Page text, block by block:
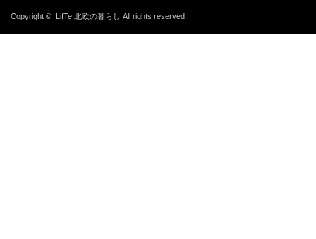
Copyright © LifTe 北欧の暮らし All rights reserved.